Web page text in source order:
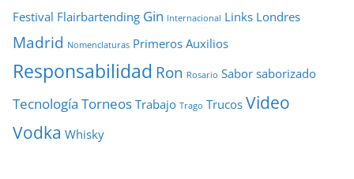
Festival Flairbartending Gin Internacional Links Londres
Madrid Nomenclaturas Primeros Auxilios
Responsabilidad Ron Rosario Sabor saborizado
Tecnología Torneos Trabajo Trago Trucos Video
Vodka Whisky